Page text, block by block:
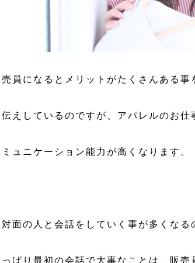
売員になるとメリットがたくさんある事
伝えしているのですが、アパレルのお仕
ミュニケーション能力が高くなります。
面の人と会話をしていく事が多くなる
ぱり最初の会話で大事なことは、販